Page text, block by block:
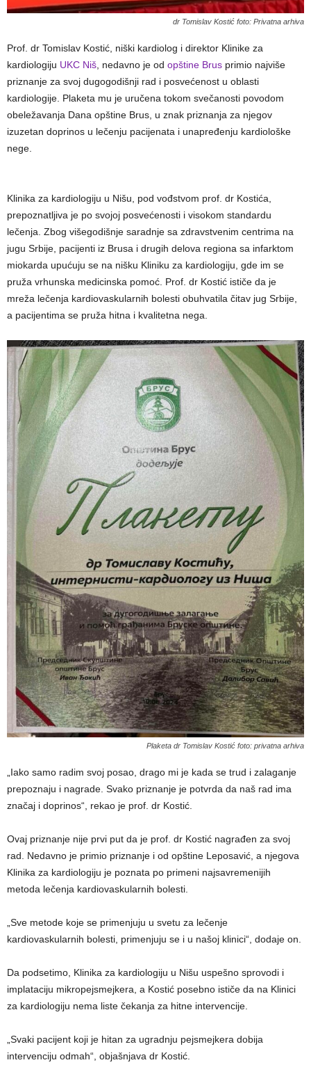
dr Tomislav Kostić foto: Privatna arhiva
Prof. dr Tomislav Kostić, niški kardiolog i direktor Klinike za
kardiologiju UKC Niš , nedavno je od opštine Brus primio najviše
priznanje za svoj dugogodišnji rad i posvećenost u oblasti
kardiologije. Plaketa mu je uručena tokom svečanosti povodom
obeležavanja Dana opštine Brus, u znak priznanja za njegov
izuzetan doprinos u lečenju pacijenata i unapređenju kardiološke
nege.
Klinika za kardiologiju u Nišu, pod vođstvom prof. dr Kostića,
prepoznatljiva je po svojoj posvećenosti i visokom standardu
lečenja. Zbog višegodišnje saradnje sa zdravstvenim centrima na
jugu Srbije, pacijenti iz Brusa i drugih delova regiona sa infarktom
miokarda upućuju se na nišku Kliniku za kardiologiju, gde im se
pruža vrhunska medicinska pomoć. Prof. dr Kostić ističe da je
mreža lečenja kardiovaskularnih bolesti obuhvatila čitav jug Srbije,
a pacijentima se pruža hitna i kvalitetna nega.
Plaketa dr Tomislav Kostić foto: privatna arhiva
„Iako samo radim svoj posao, drago mi je kada se trud i zalaganje
prepoznaju i nagrade. Svako priznanje je potvrda da naš rad ima
značaj i doprinos“, rekao je prof. dr Kostić.
Ovaj priznanje nije prvi put da je prof. dr Kostić nagrađen za svoj
rad. Nedavno je primio priznanje i od opštine Leposavić, a njegova
Klinika za kardiologiju je poznata po primeni najsavremenijih
metoda lečenja kardiovaskularnih bolesti.
„Sve metode koje se primenjuju u svetu za lečenje
kardiovaskularnih bolesti, primenjuju se i u našoj klinici“, dodaje on.
Da podsetimo, Klinika za kardiologiju u Nišu uspešno sprovodi i
implataciju mikropejsmejkera, a Kostić posebno ističe da na Klinici
za kardiologiju nema liste čekanja za hitne intervencije.
„Svaki pacijent koji je hitan za ugradnju pejsmejkera dobija
intervenciju odmah“, objašnjava dr Kostić.